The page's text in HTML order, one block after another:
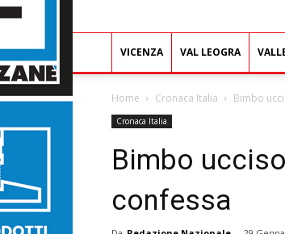
VICENZA VAL LEOGRA
Home Cronaca Italia Bimbo
Cronaca Italia
Bimbo
confessa